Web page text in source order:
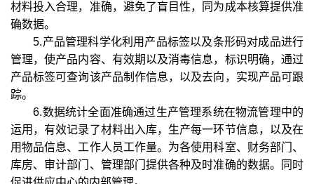
材料投入合理，准确，避免了盲目性，同为成本核算提供准
确数据。
5.产品管理科学化利用产品标签以及条形码对成品进行
管理，使产品内容、有效期以及消毒信息，标识明确，通过
产品标签可查询该产品制作信息，以及去向，实现产品可跟
踪。
6.数据统计全面准确通过生产管理系统在物流管理中的
运用，有效记录了材料出入库，生产每一环节信息，以及在
用物品信息、工作人员工作量。为各使用科室、财务部门、
库房、审计部门、管理部门提供各种及时准确的数据。同时